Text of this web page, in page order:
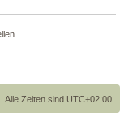
Alle Zeiten sind UTC+02:00